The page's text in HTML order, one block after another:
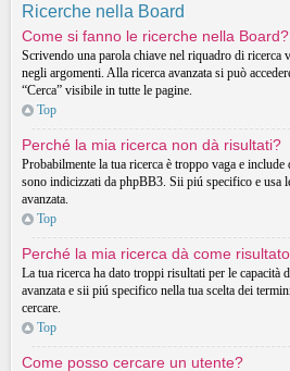
Ricerche nella Board
Come si fanno le ricerche nella Board?
Scrivendo una parola chiave nel riquadro di ricerca
negli argomenti. Alla ricerca avanzata si può
“Cerca” visibile in tutte le pagine.
Top
Perché la mia ricerca non dà risultati?
Probabilmente la tua ricerca è troppo vaga e
sono indicizzati da phpBB3. Sii piú specifico e usa
avanzata.
Top
Perché la mia ricerca dà come
La tua ricerca ha dato troppi risultati per le capacità
avanzata e sii piú specifico nella tua scelta dei
cercare.
Top
Come posso cercare un utente?